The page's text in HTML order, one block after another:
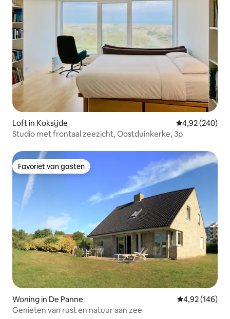
Loft in Koksijde Gemiddelde
4,92 (240)
Studio met frontaal zeezicht, Oostduinkerke, 3p
Favoriet van gasten
Favoriet van gasten
Woning in De Panne Gemiddelde
4,92 (146)
Genieten van rust en natuur aan zee